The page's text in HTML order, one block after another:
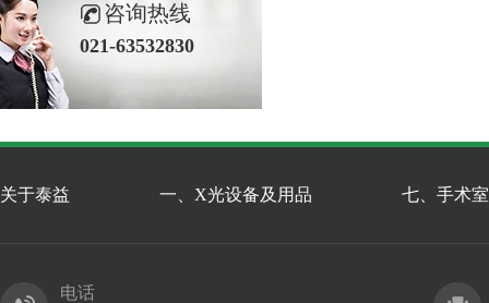
咨询热线
021-63532830
关于泰益 一、X光设备及用品 七、手术
电话